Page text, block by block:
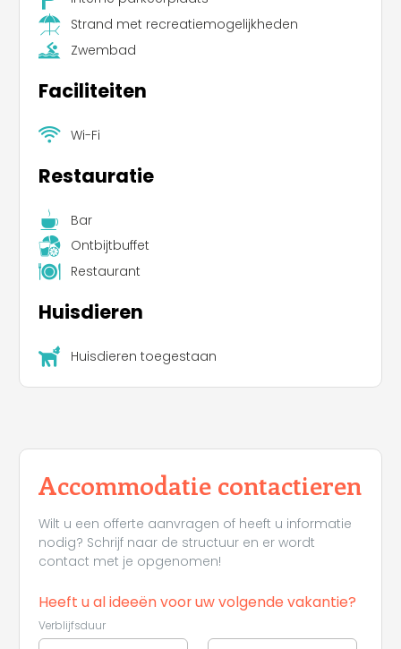
Strand met recreatiemogelijkheden
Zwembad
Faciliteiten
Wi-Fi
Restauratie
Bar
Ontbijtbuffet
Restaurant
Huisdieren
Huisdieren toegestaan
Accommodatie contactieren
Wilt u een offerte aanvragen of heeft u informatie
nodig? Schrijf naar de structuur en er wordt
contact met je opgenomen!
Heeft u al ideeën voor uw volgende vakantie?
Verblijfsduur